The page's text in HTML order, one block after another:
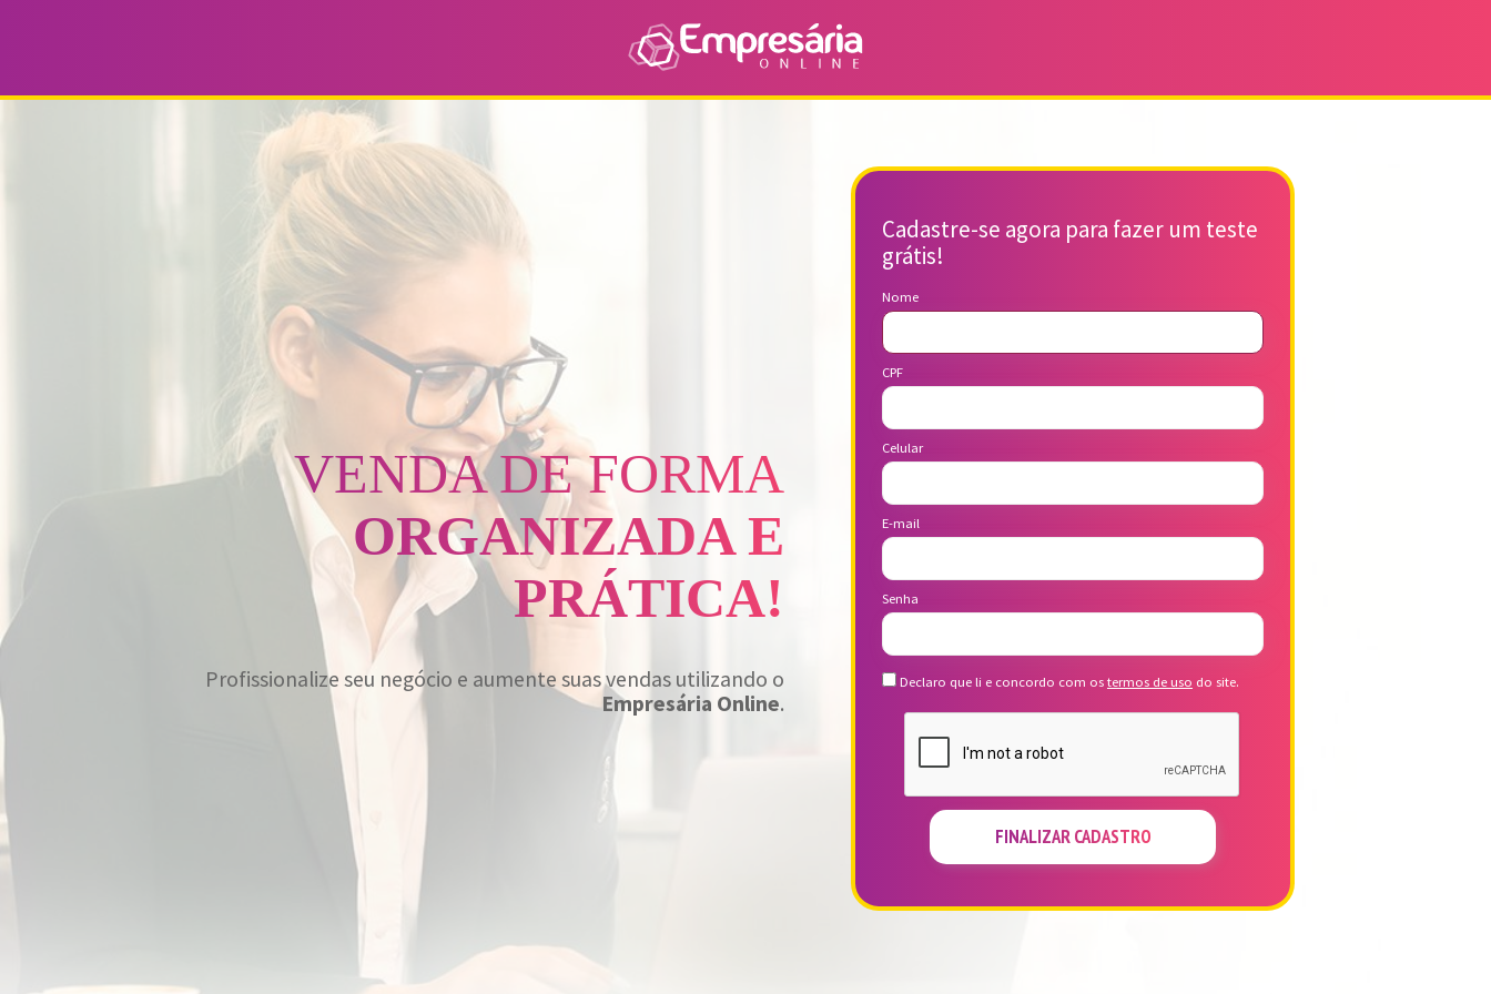
VENDA DE FORMA
ORGANIZADA E
PRÁTICA!
Profissionalize seu negócio e aumente suas vendas utilizando o
Empresária Online.
Cadastre-se agora para fazer um teste
grátis!
Nome
CPF
Celular
E-mail
Senha
Declaro que li e concordo com os termos de uso do site.
FINALIZAR CADASTRO